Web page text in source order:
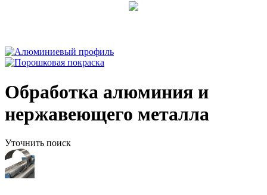
Обработка алюминия и
нержавеющего металла
Уточнить поиск